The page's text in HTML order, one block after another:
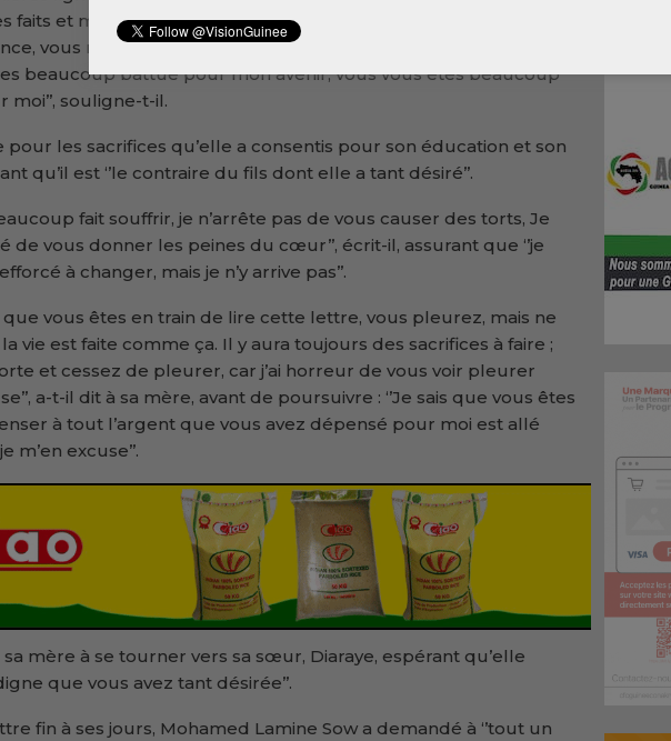
faits et maux’’ qu’il lui a infligés. ‘’Vous vous êtes occupée de moi
vous n’avez jamais accepté que je fasse l’école publique.
beaucoup battue pour mon avenir, vous vous êtes beaucoup
moi’’, souligne-t-il.
pour les sacrifices qu’elle a consentis pour son éducation et son
qu’il est ‘’le contraire du fils dont elle a tant désiré’’.
fait souffrir, je n’arrête pas de vous causer des torts, Je
de vous donner les peines du cœur’’, écrit-il, assurant que ‘’je
à changer, mais je n’y arrive pas’’.
que vous êtes en train de lire cette lettre, vous pleurez, mais ne
vie est faite comme ça. Il y aura toujours des sacrifices à faire ;
et cessez de pleurer, car j’ai horreur de vous voir pleurer
a-t-il dit à sa mère, avant de poursuivre : ‘’Je sais que vous êtes
à tout l’argent que vous avez dépensé pour moi est allé
m’en excuse’’.
mère à se tourner vers sa sœur, Diaraye, espérant qu’elle
que vous avez tant désirée’’.
fin à ses jours, Mohamed Lamine Sow a demandé à ‘’tout un